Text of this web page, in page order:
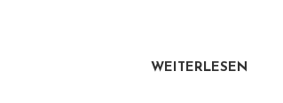
WEITERLESEN